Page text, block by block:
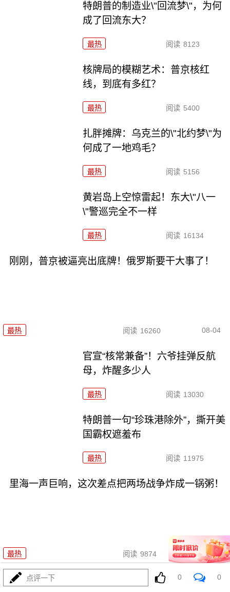
特朗普的制造业\"回流梦\"，为何
成了回流东大？
最热 阅读 8123
核牌局的模糊艺术：普京核红
线，到底有多红？
最热 阅读 5400
扎胖摊牌：乌克兰的\"北约梦\"为
何成了一地鸡毛？
最热 阅读 5156
黄岩岛上空惊雷起！东大\"八一
\"警巡完全不一样
最热 阅读 16134
刚刚，普京被逼亮出底牌！俄罗斯要干大事了！
最热 阅读 16260 08-04
官宣“核常兼备”！六爷挂弹反航
母，炸醒多少人
最热 阅读 13030
特朗普一句“珍珠港除外”，撕开美
国霸权遮羞布
最热 阅读 11975
里海一声巨响，这次差点把两场战争炸成一锅粥！
最热 阅读 9874 08-05
731！特高课还魂！高市早苗两把
点评一下 0 0